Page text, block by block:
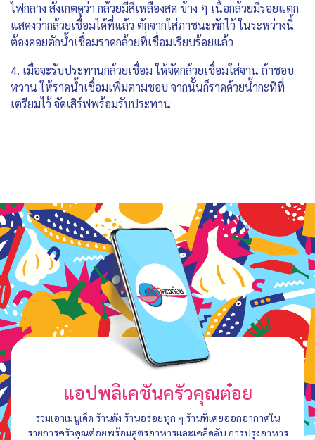
ไฟกลาง สังเกตดูว่า กล้วยมีสีเหลืองสด ข้าง ๆ เนื้อกล้วยมีรอยแตก
แสดงว่ากล้วยเชื่อมได้ที่แล้ว ตักจากใส่ภาชนะพักไว้ ในระหว่างนี้
ต้องคอยตักน้ำเชื่อมราดกล้วยที่เชื่อมเรียบร้อยแล้ว
4. เมื่อจะรับประทานกล้วยเชื่อม ให้จัดกล้วยเชื่อมใส่จาน ถ้าชอบ
หวาน ให้ราดน้ำเชื่อมเพิ่มตามชอบ จากนั้นก็ราดด้วยน้ำกะทิที่
เตรียมไว้ จัดเสิร์ฟพร้อมรับประทาน
แอปพลิเคชันครัวคุณต๋อย
รวมเอาเมนูเด็ด ร้านดัง ร้านอร่อยทุก ๆ ร้านที่เคยออกอากาศใน
รายการครัวคุณต๋อยพร้อมสูตรอาหารและเคล็ดลับ การปรุงอาหาร